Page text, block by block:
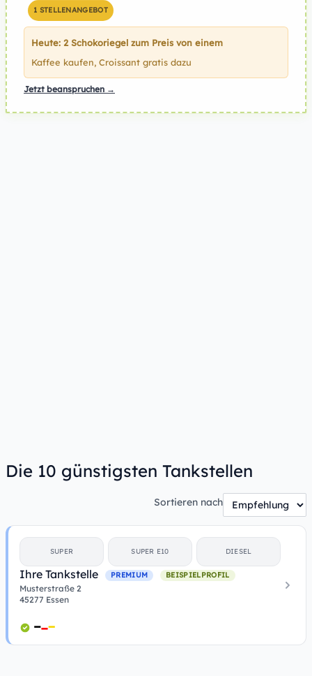
1 STELLENANGEBOT
Heute: 2 Schokoriegel zum Preis von einem
Kaffee kaufen, Croissant gratis dazu
Jetzt beanspruchen →
Die 10 günstigsten Tankstellen
Sortieren nach
SUPER SUPER E10 DIESEL
Ihre Tankstelle PREMIUM BEISPIELPROFIL
Musterstraße 2
45277 Essen